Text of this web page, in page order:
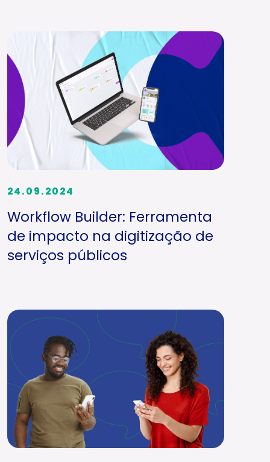
24.09.2024
Workflow Builder: Ferramenta
de impacto na digitização de
serviços públicos